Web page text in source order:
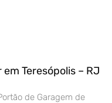
Teresópolis – RJ
de Garagem de